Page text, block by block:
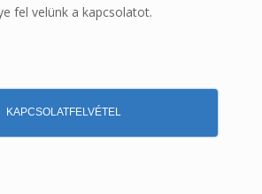
fel velünk a kapcsolatot.
KAPCSOLATFELVÉTEL